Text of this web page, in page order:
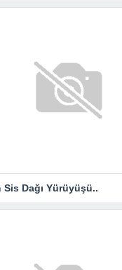
Dağı Yürüyüşü..